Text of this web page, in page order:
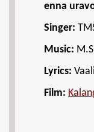
enna
Singer:
Music:
Lyrics: Vaali
Film: